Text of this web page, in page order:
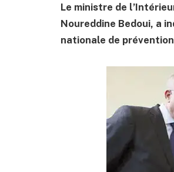
Le ministre de
Noureddine Bedoui, a
nationale de